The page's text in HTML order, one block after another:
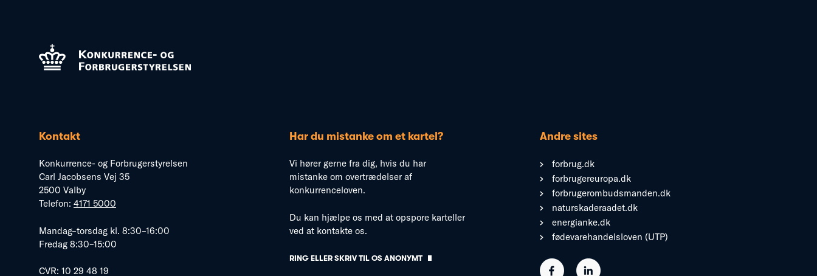
Kontakt
Konkurrence- og Forbrugerstyrelsen
Carl Jacobsens Vej 35
2500 Valby
Telefon: 4171 5000
Mandag–torsdag kl. 8:30–16:00
Fredag 8:30–15:00
CVR: 10 29 48 19
Har du mistanke om et kartel?
Vi hører gerne fra dig, hvis du har
mistanke om overtrædelser af
konkurrenceloven.
Du kan hjælpe os med at opspore karteller
ved at kontakte os.
RING ELLER SKRIV TIL OS ANONYMT
Andre sites
forbrug.dk
forbrugereuropa.dk
forbrugerombudsmanden.dk
naturskaderaadet.dk
energianke.dk
fødevarehandelsloven (UTP)